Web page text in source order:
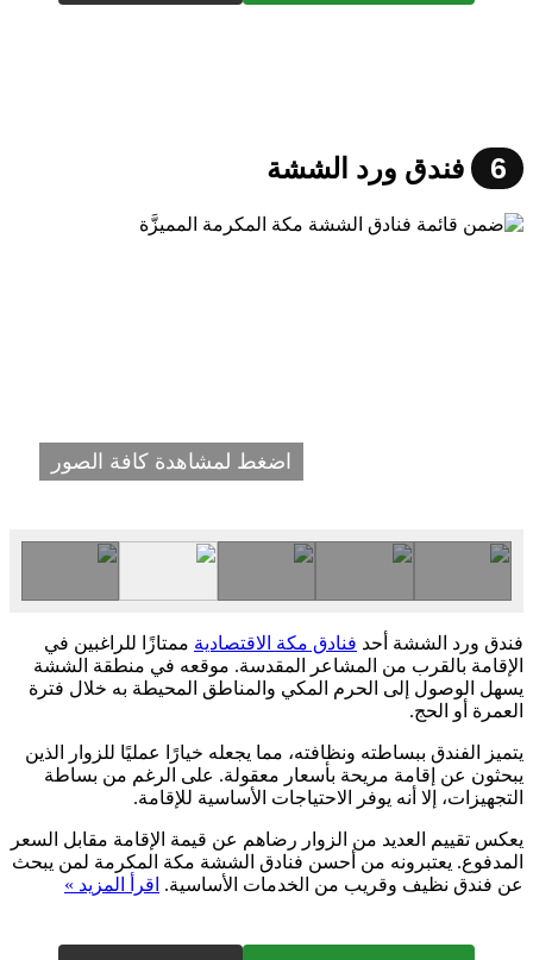
6 فندق ورد الششة
اضغط لمشاهدة كافة الصور
فندق ورد الششة أحد فنادق مكة الاقتصادية ممتازًا للراغبين في
الإقامة بالقرب من المشاعر المقدسة. موقعه في منطقة الششة
يسهل الوصول إلى الحرم المكي والمناطق المحيطة به خلال فترة
العمرة أو الحج.
يتميز الفندق ببساطته ونظافته، مما يجعله خيارًا عمليًا للزوار الذين
يبحثون عن إقامة مريحة بأسعار معقولة. على الرغم من بساطة
التجهيزات، إلا أنه يوفر الاحتياجات الأساسية للإقامة.
يعكس تقييم العديد من الزوار رضاهم عن قيمة الإقامة مقابل السعر
المدفوع. يعتبرونه من أحسن فنادق الششة مكة المكرمة لمن يبحث
عن فندق نظيف وقريب من الخدمات الأساسية. اقرأ المزيد »